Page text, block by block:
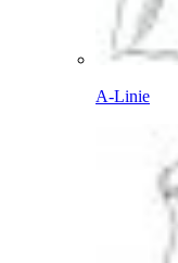
A-Linie